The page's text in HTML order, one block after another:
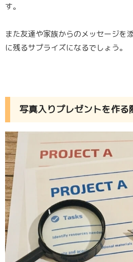
す。
また友達や家族からのメッセージを
に残るサプライズになるでしょう。
写真入りプレゼントを作る